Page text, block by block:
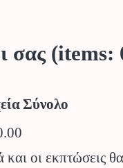
σας (items:
Σύνολο
οι εκπτώσεις